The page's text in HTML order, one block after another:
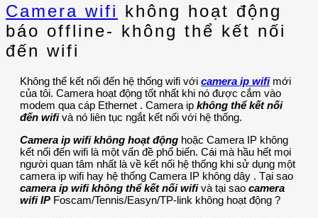
Camera wifi không hoạt động
báo offline- không thể kết nối
đến wifi
Không thể kết nối đến hệ thống wifi với camera ip wifimới
của tôi. Camera hoạt động tốt nhất khi nó được cắm vào
modem qua cáp Ethernet . Camera ip không thể kết nối
đến wifivà nó liên tục ngắt kết nối với hệ thống.
Camera ip wifi không hoạt động hoặc Camera IP không
kết nối đến wifi là một vấn đề phổ biến. Cái mà hầu hết mọi
người quan tâm nhất là về kết nối hệ thống khi sử dụng một
camera ip wifi hay hệ thống Camera IP không dây . Tại sao
camera ip wifi không thể kết nối wifivà tại sao camera
wifi IP Foscam/Tennis/Easyn/TP-link không hoạt động ?